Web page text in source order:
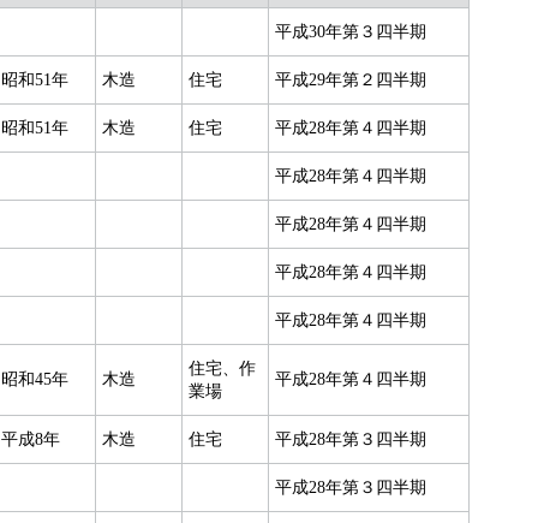
平成30年第３四半期
昭和51年 木造 住宅 平成29年第２四半期
昭和51年 木造 住宅 平成28年第４四半期
平成28年第４四半期
平成28年第４四半期
平成28年第４四半期
平成28年第４四半期
昭和45年 木造
住宅、作
業場
平成28年第４四半期
平成8年 木造 住宅 平成28年第３四半期
平成28年第３四半期